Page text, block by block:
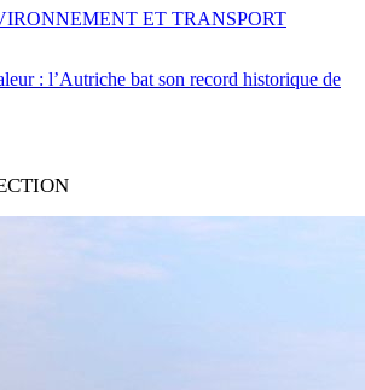
: l’Autriche bat son record historique de
ET TRANSPORT